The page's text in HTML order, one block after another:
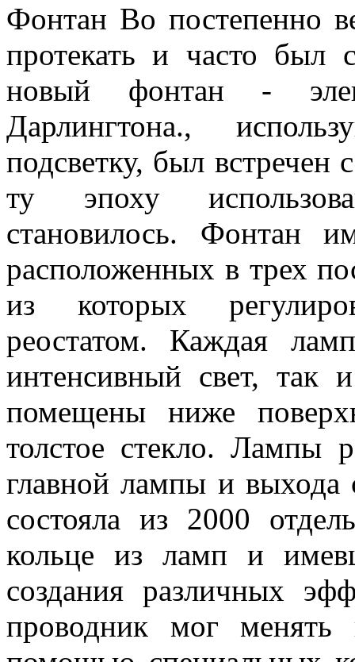
Фонтан Во постепенно
протекать и часто был
новый фонтан -
Дарлингтона.,
подсветку, был встречен
ту эпоху
становилось. Фонтан
расположенных в трех
из которых
реостатом. Каждая
интенсивный свет,
помещены ниже
толстое стекло. Лампы
главной лампы и выхода
состояла из 2000
кольце из ламп и
создания различных
проводник мог